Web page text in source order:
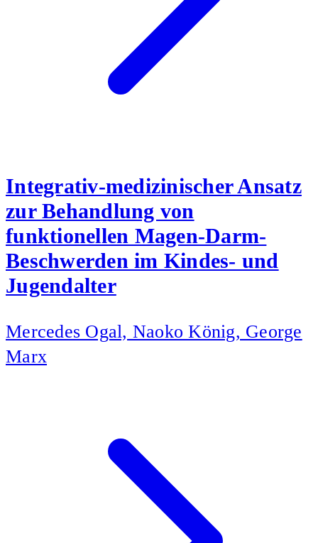
Integrativ-medizinischer Ansatz
zur Behandlung von
funktionellen Magen-Darm-
Beschwerden im Kindes- und
Jugendalter
Mercedes Ogal, Naoko König, George
Marx